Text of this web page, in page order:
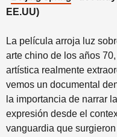
EE.UU)
La película arroja luz
arte chino de los años
artística realmente
vemos un documental
la importancia de narrar
expresión desde el
vanguardia que